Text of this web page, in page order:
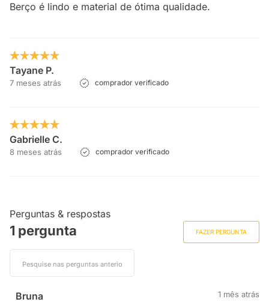
Berço é lindo e material de ótima qualidade.
Tayane P.
7 meses atrás comprador verificado
Gabrielle C.
8 meses atrás comprador verificado
Perguntas & respostas
1 pergunta FAZER PERGUNTA
Bruna 1 mês atrás